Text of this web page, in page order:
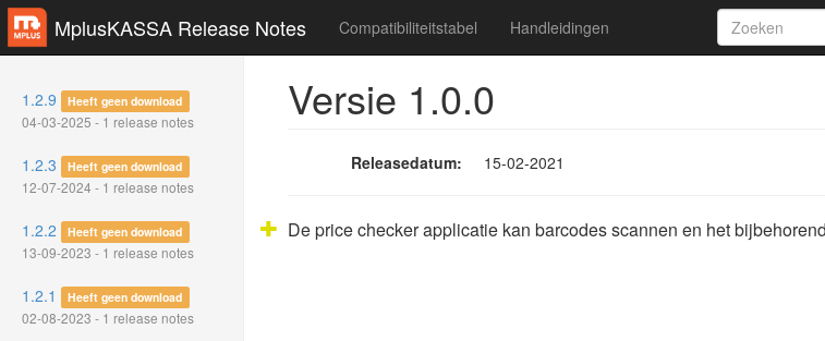
MplusKASSA Release Notes Compatibiliteitstabel Handleidingen
1.2.9 Heeft geen download
04-03-2025 - 1 release notes
1.2.3 Heeft geen download
12-07-2024 - 1 release notes
1.2.2 Heeft geen download
13-09-2023 - 1 release notes
1.2.1 Heeft geen download
02-08-2023 - 1 release notes
Versie 1.0.0
Releasedatum: 15-02-2021
De price checker applicatie kan barcodes scannen en het